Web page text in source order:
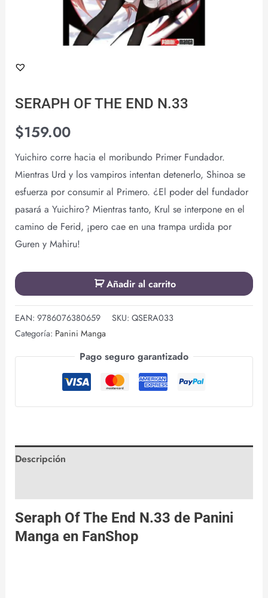
SERAPH OF THE END N.33
$159.00
Yuichiro corre hacia el moribundo Primer Fundador.
Mientras Urd y los vampiros intentan detenerlo, Shinoa se
esfuerza por consumir al Primero. ¿El poder del fundador
pasará a Yuichiro? Mientras tanto, Krul se interpone en el
camino de Ferid, ¡pero cae en una trampa urdida por
Guren y Mahiru!
Añadir al carrito
EAN: 9786076380659 SKU: QSERA033
Categoría: Panini Manga
Pago seguro garantizado
Descripción
Seraph Of The End N.33 de Panini
Manga en FanShop